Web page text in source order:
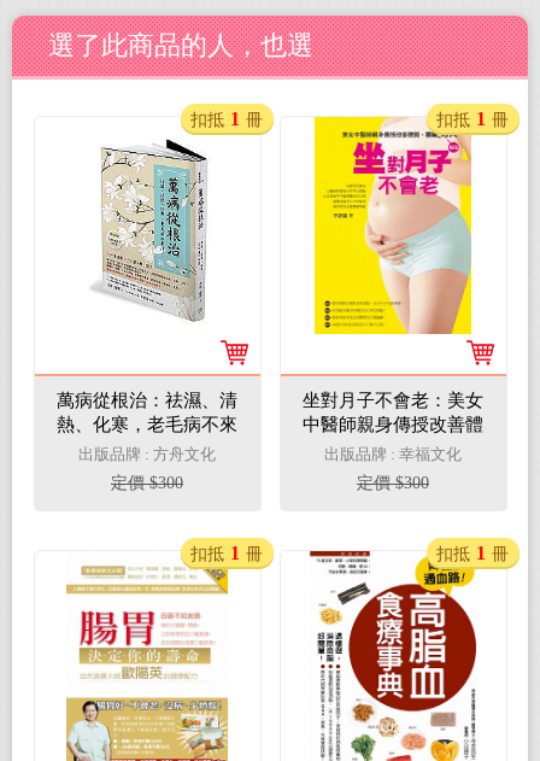
選了此商品的人，也選
萬病從根治：祛濕、清
熱、化寒，老毛病不來
煩
出版品牌 : 方舟文化
定價 $300
扣抵 1 冊
坐對月子不會老：美女
中醫師親身傳授改善體
質關鍵30天
出版品牌 : 幸福文化
定價 $300
扣抵 1 冊
扣抵 1 冊 扣抵 1 冊